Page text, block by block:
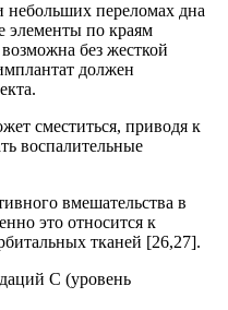
переломах дна
элементы по краям
без жесткой
должен
сместиться, приводя к
воспалительные
вмешательства в
это относится к
тканей [26,27].
С (уровень